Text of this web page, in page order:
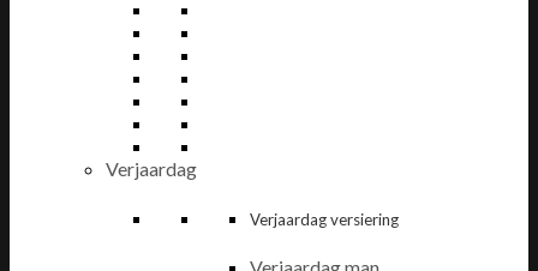
Verjaardag
Verjaardag versiering